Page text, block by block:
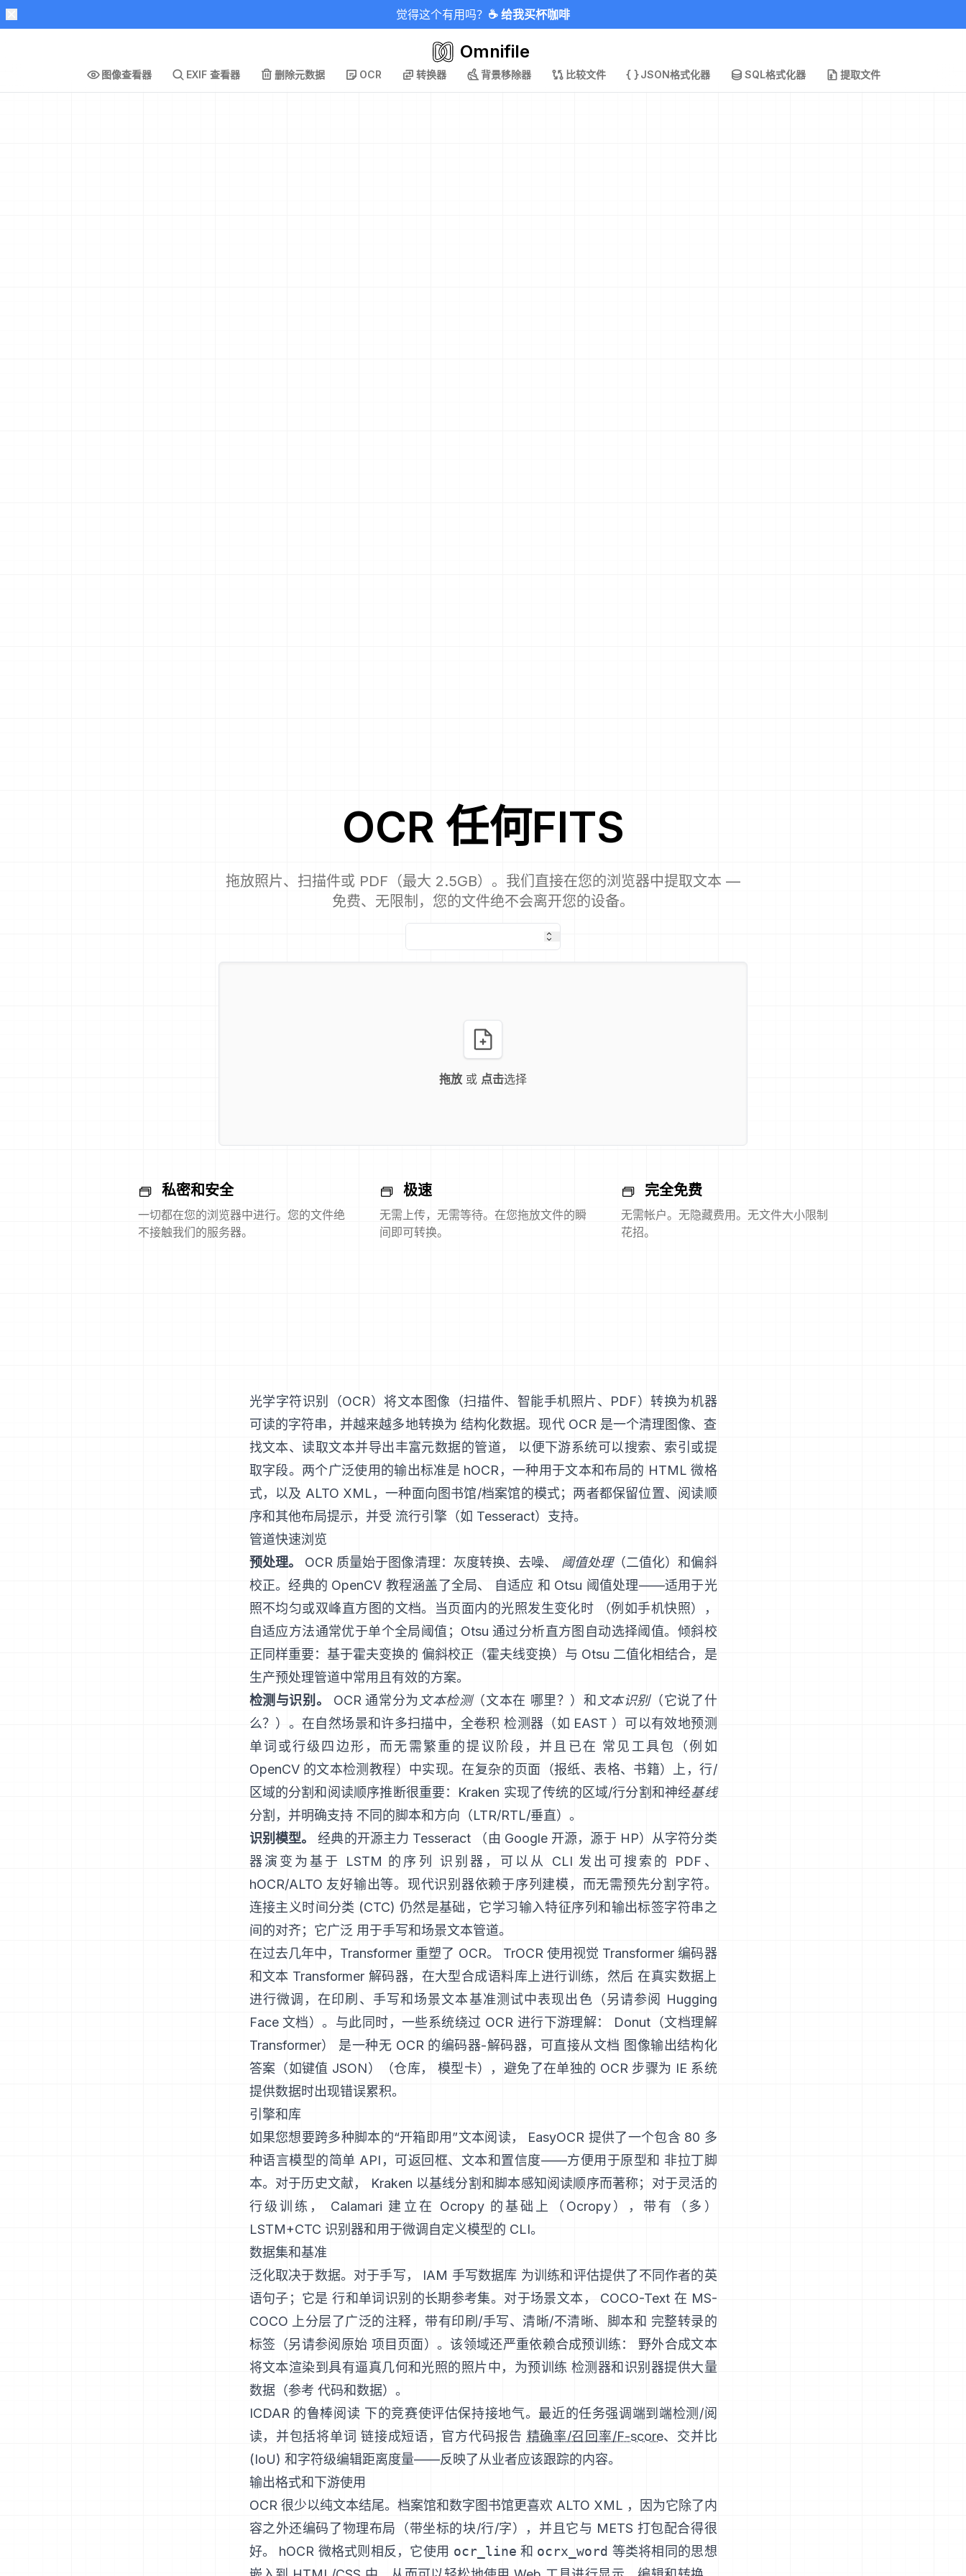
觉得这个有用吗？ ☕ 给我买杯咖啡
Omnifile
图像查看器 EXIF 查看器 删除元数据 OCR 转换器 背景移除器 比较文件 JSON格式化器 SQL格式化器 提取文件
OCR 任何FITS
拖放照片、扫描件或 PDF（最大 2.5GB）。我们直接在您的浏览器中提取文本 —
免费、无限制，您的文件绝不会离开您的设备。
拖放 或 点击选择
私密和安全
一切都在您的浏览器中进行。您的文件绝
不接触我们的服务器。
极速
无需上传，无需等待。在您拖放文件的瞬
间即可转换。
完全免费
无需帐户。无隐藏费用。无文件大小限制
花招。
光学字符识别（OCR）将文本图像（扫描件、智能手机照片、PDF）转换为机器
可读的字符串，并越来越多地转换为 结构化数据。现代 OCR 是一个清理图像、查
找文本、读取文本并导出丰富元数据的管道， 以便下游系统可以搜索、索引或提
取字段。两个广泛使用的输出标准是 hOCR ，一种用于文本和布局的 HTML 微格
式，以及 ALTO XML，一种面向图书馆/档案馆的模式；两者都保留位置、阅读顺
序和其他布局提示，并受 流行引擎（如 Tesseract）支持。
管道快速浏览
预处理。
OCR 质量始于图像清理：灰度转换、去噪、 阈值处理（二值化）和偏斜
校正。经典的 OpenCV 教程涵盖了全局、
自适应 和 Otsu 阈值处理——适用于光
照不均匀或双峰直方图的文档。当页面内的光照发生变化时 （例如手机快照），
自适应方法通常优于单个全局阈值；Otsu 通过分析直方图自动选择阈值。倾斜校
正同样重要：基于霍夫变换的 偏斜校正（霍夫线变换）与 Otsu 二值化相结合，是
生产预处理管道中常用且有效的方案。
检测与识别。
OCR 通常分为 文本检测（文本在 哪里？）和 文本识别（它说了什
么？）。在自然场景和许多扫描中，全卷积 检测器（如 EAST ）可以有效地预测
单词或行级四边形，而无需繁重的提议阶段，并且已在 常见工具包（例如
OpenCV 的文本检测教程）中实现。在复杂的页面（报纸、表格、书籍）上，行/
区域的分割和阅读顺序推断很重要： Kraken 实现了传统的区域/行分割和神经基线
分割，并明确支持 不同的脚本和方向（LTR/RTL/垂直）。
识别模型。
经典的开源主力 Tesseract
（由 Google 开源，源于 HP）从字符分类
器演变为基于 LSTM 的序列 识别器，可以从 CLI 发出可搜索的 PDF、
hOCR/ALTO 友好输出等。现代识别器依赖于序列建模，而无需预先分割字符。
连接主义时间分类 (CTC) 仍然是基础，它学习输入特征序列和输出标签字符串之
间的对齐；它广泛 用于手写和场景文本管道。
在过去几年中，Transformer 重塑了 OCR。
TrOCR 使用视觉 Transformer 编码器
和文本 Transformer 解码器，在大型合成语料库上进行训练，然后 在真实数据上
进行微调，在印刷、手写和场景文本基准测试中表现出色（另请参阅
Hugging
Face 文档）。与此同时，一些系统绕过 OCR 进行下游理解：
Donut（文档理解
Transformer）
是一种无 OCR 的编码器-解码器，可直接从文档 图像输出结构化
答案（如键值 JSON）（仓库， 模型卡），避免了在单独的 OCR 步骤为 IE 系统
提供数据时出现错误累积。
引擎和库
如果您想要跨多种脚本的“开箱即用”文本阅读，
EasyOCR 提供了一个包含 80 多
种语言模型的简单 API，可返回框、文本和置信度——方便用于原型和 非拉丁脚
本。对于历史文献，
Kraken 以基线分割和脚本感知阅读顺序而著称；对于灵活的
行级训练，
Calamari 建立在 Ocropy 的基础上（ Ocropy），带有（多）
LSTM+CTC 识别器和用于微调自定义模型的 CLI。
数据集和基准
泛化取决于数据。对于手写，
IAM 手写数据库 为训练和评估提供了不同作者的英
语句子；它是 行和单词识别的长期参考集。对于场景文本，
COCO-Text 在 MS-
COCO 上分层了广泛的注释，带有印刷/手写、清晰/不清晰、脚本和 完整转录的
标签（另请参阅原始 项目页面）。该领域还严重依赖合成预训练：
野外合成文本
将文本渲染到具有逼真几何和光照的照片中，为预训练 检测器和识别器提供大量
数据（参考 代码和数据）。
ICDAR 的鲁棒阅读 下的竞赛使评估保持接地气。最近的任务强调端到端检测/阅
读，并包括将单词 链接成短语，官方代码报告 精确率/召回率/F-score、交并比
(IoU) 和字符级编辑距离度量——反映了从业者应该跟踪的内容。
输出格式和下游使用
OCR 很少以纯文本结尾。档案馆和数字图书馆更喜欢 ALTO XML ，因为它除了内
容之外还编码了物理布局（带坐标的块/行/字），并且它与 METS 打包配合得很
好。
hOCR 微格式则相反，它使用 ocr_line 和 ocrx_word 等类将相同的思想